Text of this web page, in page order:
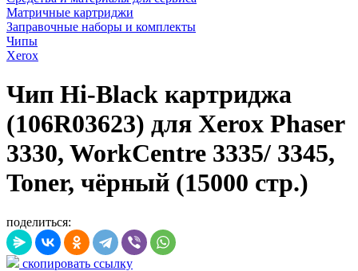
Матричные картриджи
Заправочные наборы и комплекты
Чипы
Xerox
Чип Hi-Black картриджа
(106R03623) для Xerox Phaser
3330, WorkCentre 3335/ 3345,
Toner, чёрный (15000 стр.)
поделиться:
скопировать ссылку